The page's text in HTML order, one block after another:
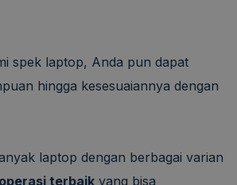
spek laptop, Anda pun dapat
hingga kesesuaiannya dengan
laptop dengan berbagai varian
terbaik yang bisa